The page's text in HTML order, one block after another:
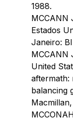
1988.
MCCANN
Estados
Janeiro:
MCCANN
United
aftermath:
balancing